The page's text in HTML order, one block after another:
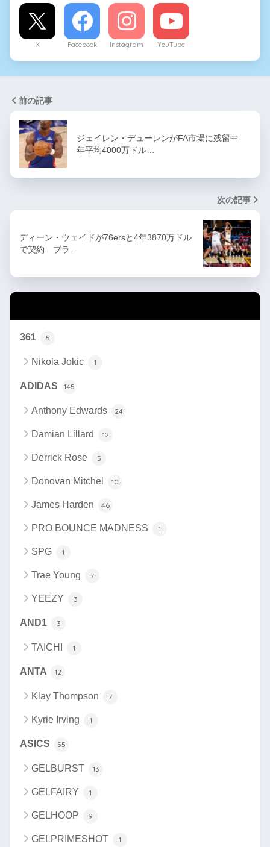
X Facebook Instagram YouTube
前の記事
ジェイレン・デューレンがFA市場に残留中
年平均4000万ドル…
次の記事
ディーン・ウェイドが76ersと4年3870万ドル
で契約 ブラ…
361 5
Nikola Jokic 1
ADIDAS 145
Anthony Edwards 24
Damian Lillard 12
Derrick Rose 5
Donovan Mitchel 10
James Harden 46
PRO BOUNCE MADNESS 1
SPG 1
Trae Young 7
YEEZY 3
AND1 3
TAICHI 1
ANTA 12
Klay Thompson 7
Kyrie Irving 1
ASICS 55
GELBURST 13
GELFAIRY 1
GELHOOP 9
GELPRIMESHOT 1